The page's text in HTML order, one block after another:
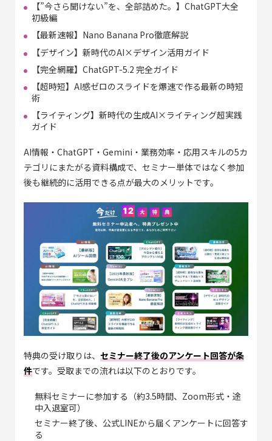
【”今さら聞けない”を、全部詰めた。】ChatGPT大全
初級編
【最新速報】Nano Banana Pro徹底解説
【デザイン】新時代のAI×デザイン活用ガイド
【完全網羅】ChatGPT-5.2 完全ガイド
【超時短】AI感ゼロのスライドを爆速で作る最新の時短
術
【ライティング】新時代の生成AI×ライティング超実践
ガイド
AI情報・ChatGPT・Gemini・業務効率・応用スキルの5カ
テゴリにまたがる資料構成で、セミナー単体ではなく参加
後も継続的に活用できる点が最大のメリットです。
特典の受け取りは、 セミナー終了後のアンケート回答が条
件です。受取までの流れは以下のとおりです。
無料セミナーに参加する（約3.5時間、Zoom形式・途
中入退室可）
セミナー終了後、公式LINEから届くアンケートに回答す
る